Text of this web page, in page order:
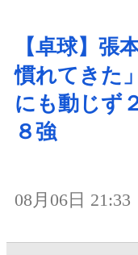
【卓球】張
慣れてきた
にも動じず
８強
08月06日 21:33